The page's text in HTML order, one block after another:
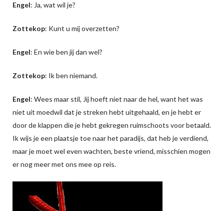
Engel: Ja, wat wil je?
Zottekop: Kunt u mij overzetten?
Engel: En wie ben jij dan wel?
Zottekop: Ik ben niemand.
Engel: Wees maar stil, Jij hoeft niet naar de hel, want het was
niet uit moedwil dat je streken hebt uitgehaald, en je hebt er
door de klappen die je hebt gekregen ruimschoots voor betaald.
Ik wijs je een plaatsje toe naar het paradijs, dat heb je verdiend,
maar je moet wel even wachten, beste vriend, misschien mogen
er nog meer met ons mee op reis.